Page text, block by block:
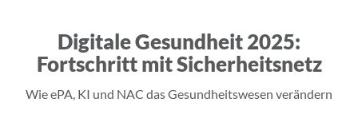
Digitale Gesundheit 2025:
Fortschritt mit Sicherheitsnetz
Wie ePA, KI und NAC das Gesundheitswesen verändern